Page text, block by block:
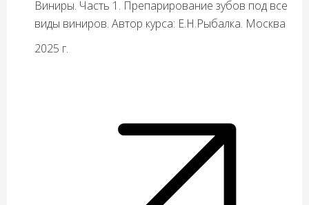
Виниры. Часть 1. Препарирование зубов под все
виды виниров. Автор курса: Е.Н.Рыбалка. Москва
2025 г.